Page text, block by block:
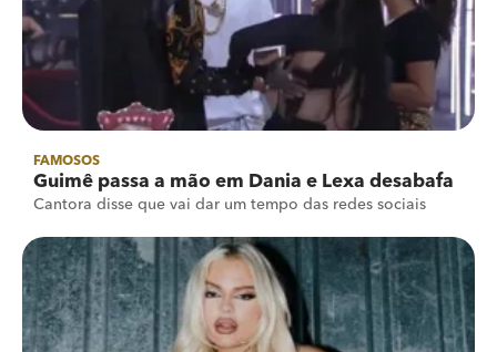
FAMOSOS
Guimê passa a mão em Dania e Lexa desabafa
Cantora disse que vai dar um tempo das redes sociais